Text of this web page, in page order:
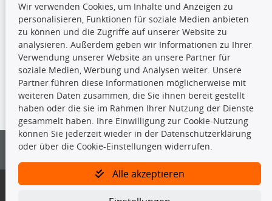
TecDoc Inside
Die hier angezeigten Daten insbesondere die gesamte Datenbank dürfen
nicht kopiert werden.
Es ist zu unterlassen, die Daten oder die gesamte Datenbank ohne
vorherige Zustimmung von TecDoc zu vervielfältigen, zu verbreiten
und/oder diese Handlungen durch Dritte ausführen zu lassen. Ein
Bitte prüfen Sie, ob das über unseren Onlineshop identifizierte Ersatzteil
Wir verwenden Cookies, um Inhalte und Anzeigen zu
personalisieren, Funktionen für soziale Medien anbieten
zu können und die Zugriffe auf unserer Website zu
analysieren. Außerdem geben wir Informationen zu Ihrer
Verwendung unserer Website an unsere Partner für
soziale Medien, Werbung und Analysen weiter. Unsere
Partner führen diese Informationen möglicherweise mit
weiteren Daten zusammen, die Sie ihnen bereit gestellt
haben oder die sie im Rahmen Ihrer Nutzung der Dienste
gesammelt haben. Ihre Einwilligung zur Cookie-Nutzung
können Sie jederzeit wieder in der Datenschutzerklärung
oder über die Cookie-Einstellungen widerrufen.
Alle akzeptieren